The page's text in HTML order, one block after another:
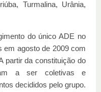
Turmalina, Urânia,
do único ADE no
em agosto de 2009 com
partir da constituição do
a ser coletivas e
decididos pelo grupo.